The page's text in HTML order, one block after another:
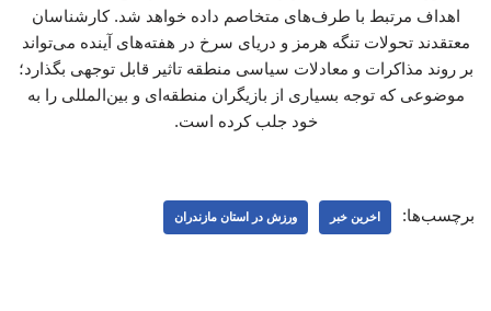
اهداف مرتبط با طرف‌های متخاصم داده خواهد شد. کارشناسان
معتقدند تحولات تنگه هرمز و دریای سرخ در هفته‌های آینده می‌تواند
بر روند مذاکرات و معادلات سیاسی منطقه تاثیر قابل توجهی بگذارد؛
موضوعی که توجه بسیاری از بازیگران منطقه‌ای و بین‌المللی را به
خود جلب کرده است.
برچسب‌ها: اخرین خبر ورزش در استان مازندران